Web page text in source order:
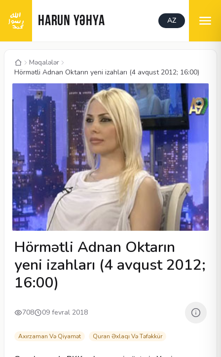
HARUN YƏHYA AZ
Məqalələr
Hörmətli Adnan Oktarın yeni izahları (4 avqust 2012; 16:00)
Hörmətli Adnan Oktarın
yeni izahları (4 avqust 2012;
16:00)
708 09 fevral 2018
Axırzaman Və Qiyamət Quran Əxlaqı Və Təfəkkür